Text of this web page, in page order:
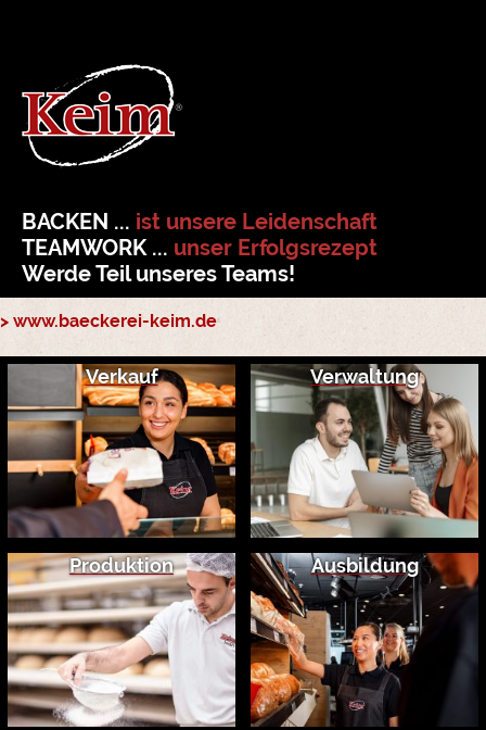
BACKEN ... ist unsere Leidenschaft
TEAMWORK ... unser Erfolgsrezept
Werde Teil unseres Teams!
> www.baeckerei-keim.de
Verkauf Verwaltung
Produktion Ausbildung